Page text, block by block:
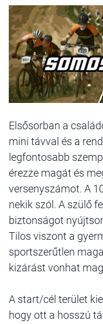
Elsősorban a
mini távval és a
legfontosabb
érezze magát és
versenyszámot. A
nekik szól. A szülő
biztonságot
Tilos viszont a
sportszerűtlen
kizárást vonhat
A start/cél terület
hogy ott a hosszú